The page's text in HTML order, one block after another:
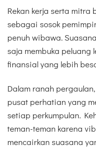
Rekan kerja serta mitra
sebagai sosok
penuh wibawa.
saja membuka peluang
finansial yang lebih
Dalam ranah
pusat perhatian yang
setiap perkumpulan.
teman-teman karena
mencairkan suasana